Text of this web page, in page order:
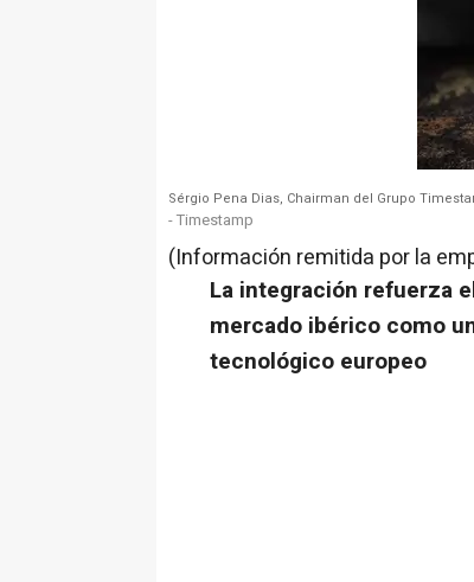
Sérgio Pena Dias, Chairman del Grupo
- Timestamp
(Información remitida por la
La integración refuerza
mercado ibérico como
tecnológico europeo